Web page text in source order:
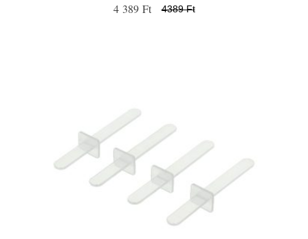
4 389 Ft 4389 Ft